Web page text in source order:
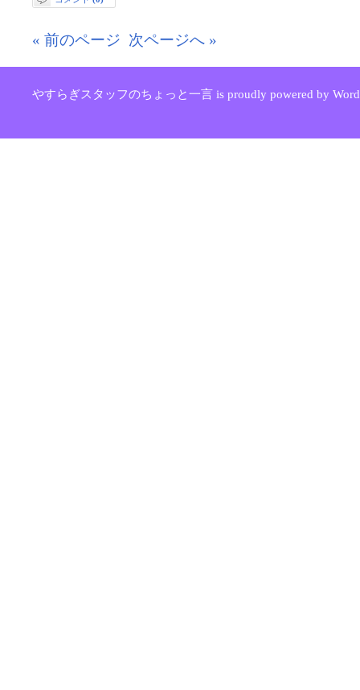
« 前のページ 次ページへ »
やすらぎスタッフのちょっと一言 is proudly powered by